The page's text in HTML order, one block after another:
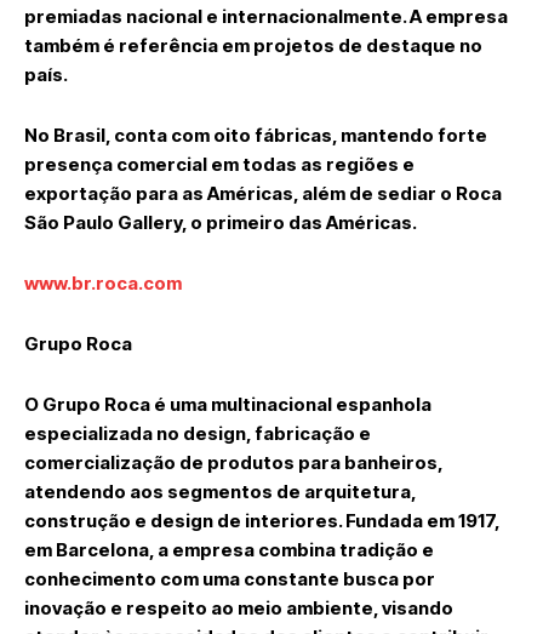
premiadas nacional e internacionalmente. A empresa
também é referência em projetos de destaque no
país.
No Brasil, conta com oito fábricas, mantendo forte
presença comercial em todas as regiões e
exportação para as Américas, além de sediar o Roca
São Paulo Gallery, o primeiro das Américas.
www.br.roca.com
Grupo Roca
O Grupo Roca é uma multinacional espanhola
especializada no design, fabricação e
comercialização de produtos para banheiros,
atendendo aos segmentos de arquitetura,
construção e design de interiores. Fundada em 1917,
em Barcelona, a empresa combina tradição e
conhecimento com uma constante busca por
inovação e respeito ao meio ambiente, visando